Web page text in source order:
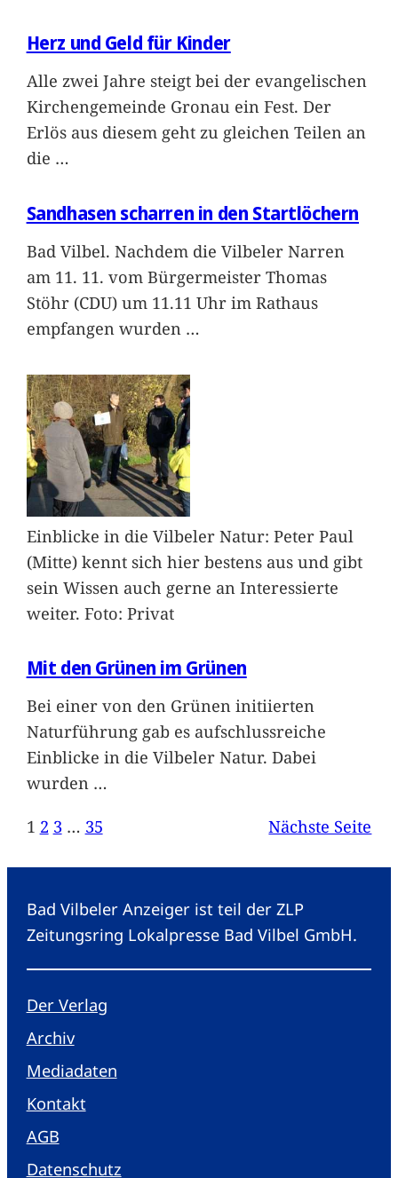
Herz und Geld für Kinder
Alle zwei Jahre steigt bei der evangelischen
Kirchengemeinde Gronau ein Fest. Der
Erlös aus diesem geht zu gleichen Teilen an
die …
Sandhasen scharren in den Startlöchern
Bad Vilbel. Nachdem die Vilbeler Narren
am 11. 11. vom Bürgermeister Thomas
Stöhr (CDU) um 11.11 Uhr im Rathaus
empfangen wurden …
Einblicke in die Vilbeler Natur: Peter Paul
(Mitte) kennt sich hier bestens aus und gibt
sein Wissen auch gerne an Interessierte
weiter. Foto: Privat
Mit den Grünen im Grünen
Bei einer von den Grünen initiierten
Naturführung gab es aufschlussreiche
Einblicke in die Vilbeler Natur. Dabei
wurden …
1 2 3 … 35 Nächste Seite
Bad Vilbeler Anzeiger ist teil der ZLP
Zeitungsring Lokalpresse Bad Vilbel GmbH.
Der Verlag
Archiv
Mediadaten
Kontakt
AGB
Datenschutz